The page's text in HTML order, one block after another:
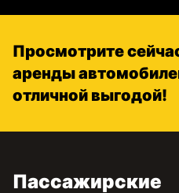
Просмотрите
аренды
отличной выгодой!
Пассажирские